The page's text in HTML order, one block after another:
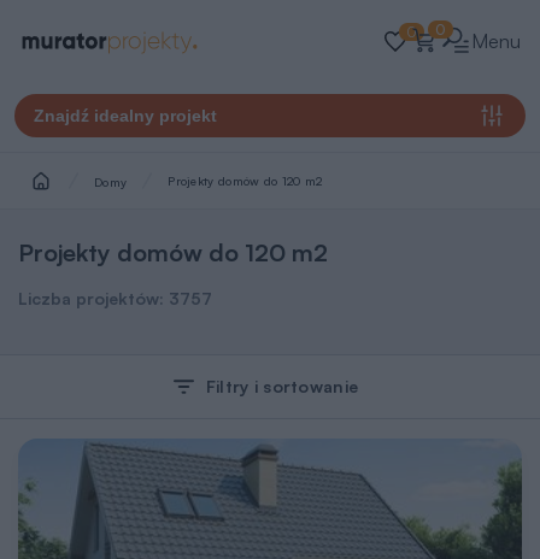
0 0 Menu
Znajdź idealny projekt
Domy Projekty domów do 120 m2
Projekty domów do 120 m2
Liczba projektów: 3757
Filtry i sortowanie